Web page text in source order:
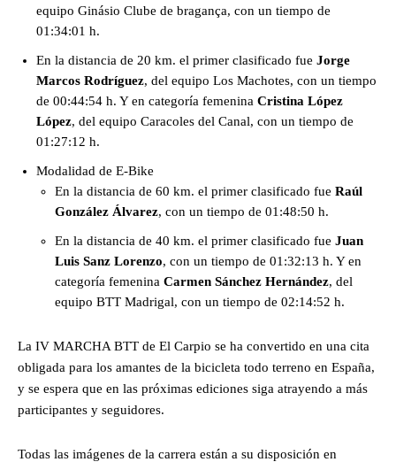
equipo Ginásio Clube de bragança, con un tiempo de
01:34:01 h.
En la distancia de 20 km. el primer clasificado fue Jorge
Marcos Rodríguez, del equipo Los Machotes, con un tiempo
de 00:44:54 h. Y en categoría femenina Cristina López
López, del equipo Caracoles del Canal, con un tiempo de
01:27:12 h.
Modalidad de E-Bike
En la distancia de 60 km. el primer clasificado fue Raúl
González Álvarez, con un tiempo de 01:48:50 h.
En la distancia de 40 km. el primer clasificado fue Juan
Luis Sanz Lorenzo, con un tiempo de 01:32:13 h. Y en
categoría femenina Carmen Sánchez Hernández, del
equipo BTT Madrigal, con un tiempo de 02:14:52 h.
La IV MARCHA BTT de El Carpio se ha convertido en una cita
obligada para los amantes de la bicicleta todo terreno en España,
y se espera que en las próximas ediciones siga atrayendo a más
participantes y seguidores.
Todas las imágenes de la carrera están a su disposición en